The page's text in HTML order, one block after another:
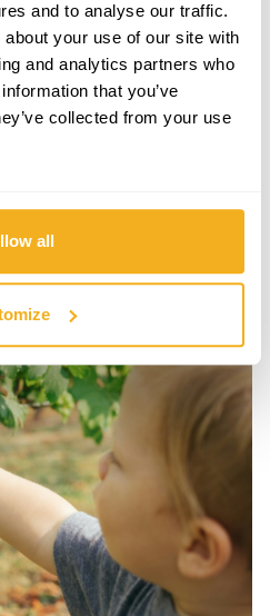
and to analyse our traffic.
your use of our site with
and analytics partners who
that you’ve
collected from your use
all
amigos e família. Aproveita cada